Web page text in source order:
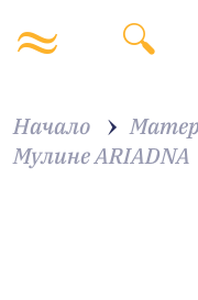
Начало
Мулине ARIADNA